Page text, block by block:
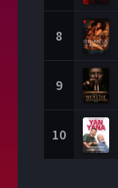
8
9
10